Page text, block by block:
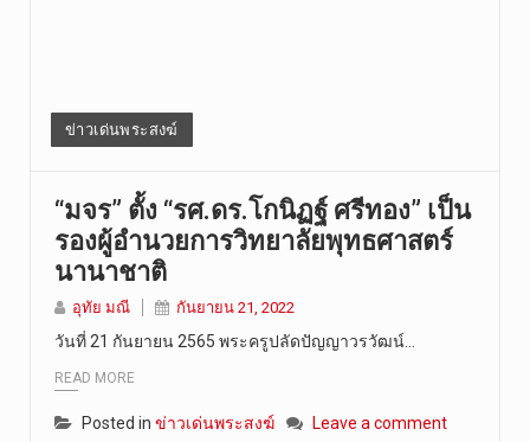
ข่าวเด่นพระสงฆ์
“มจร” ตั้ง “รศ.ดร.โกนิฏฐ์ ศรีทอง” เป็น
รองผู้อำนวยการวิทยาลัยพุทธศาสตร์
นานาชาติ
อุทัย มณี กันยายน 21, 2022
วันที่ 21 กันยายน 2565 พระครูปลัดปัญญาวรวัฒน์…
READ MORE
Posted in ข่าวเด่นพระสงฆ์ Leave a comment